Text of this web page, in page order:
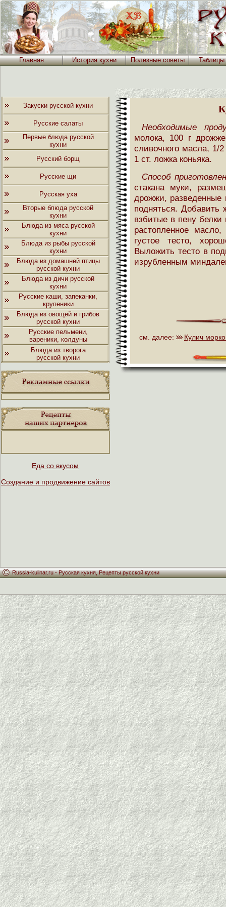
Главная История кухни Полезные советы
Закуски русской кухни
Русские салаты
Первые блюда русской
кухни
Русский борщ
Русские щи
Русская уха
Вторые блюда русской
кухни
Блюда из мяса русской
кухни
Блюда из рыбы русской
кухни
Блюда из домашней птицы
русской кухни
Блюда из дичи русской
кухни
Русские каши, запеканки,
крупеники
Блюда из овощей и грибов
русской кухни
Русские пельмени,
вареники, колдуны
Блюда из творога
русской кухни
Еда со вкусом
Создание и продвижение сайтов
Необходимые
молока, 100 г
сливочного масла, 1/
1 ст. ложка коньяка.
Способ
стакана муки,
дрожжи,
подняться. Добавить
взбитые в пену
растопленное
густое тесто,
Выложить тесто в
изрубленным
см. далее: Кулич
Russia-kulinar.ru -Русская кухня,Рецепты русской кухни